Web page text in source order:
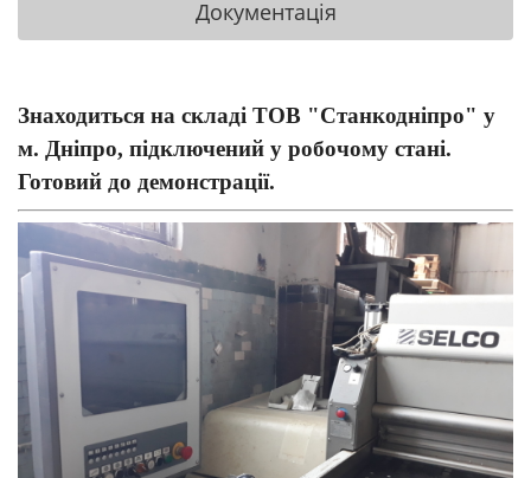
Документація
Знаходиться на складі ТОВ "Станкодніпро" у
м. Дніпро, підключений у робочому стані.
Готовий до демонстрації.